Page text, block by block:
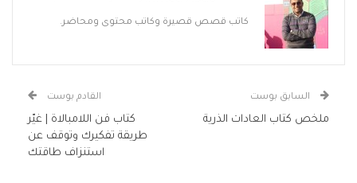
كاتب قصص قصيرة وكاتب محتوى ومحاضر.
السابق بوست
ملخص كتاب العادات الذرية
القادم بوست
كتاب فن اللامبالاة | غيّر
طريقة تفكيرك وتوقف عن
استنزاف طاقتك